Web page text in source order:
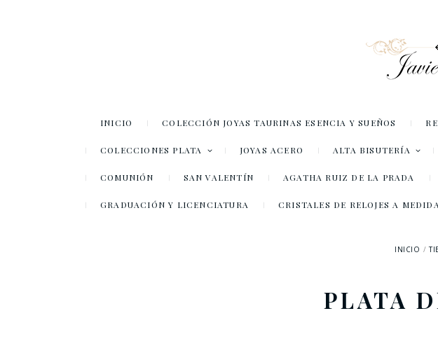
INICIO COLECCIÓN JOYAS TAURINAS ESENCIA Y SUEÑOS
COLECCIONES PLATA JOYAS ACERO ALTA BISUTERÍA
COMUNIÓN SAN VALENTÍN AGATHA RUIZ DE LA PRADA
GRADUACIÓN Y LICENCIATURA CRISTALES DE RELOJES A MEDIDA
INICIO
PLATA